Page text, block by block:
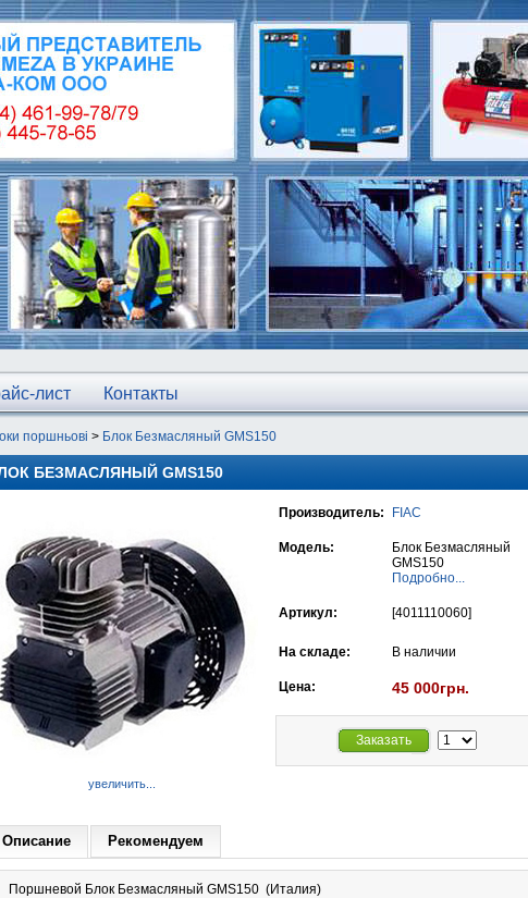
лист Контакты
поршньові > Блок Безмасляный GMS150
БЕЗМАСЛЯНЫЙ GMS150
увеличить...
Производитель: FIAC
Модель:
Блок Безмасляный
GMS150
Подробно...
Артикул: [4011110060]
На складе: В наличии
Цена: 45 000грн.
Заказать
Описание Рекомендуем
Поршневой Блок Безмасляный GMS150 (Италия)